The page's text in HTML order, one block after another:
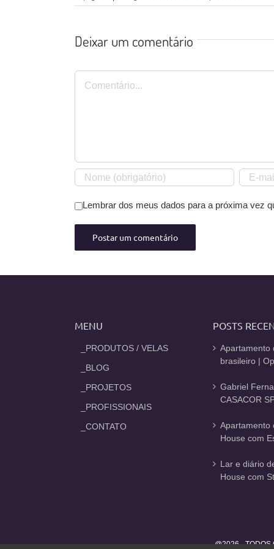
Deixar um comentário
Comentário
Lembrar dos meus dados para a próxima vez
MENU
_PRODUTOS / VELAS
_BLOG
_PROJETOS
_PROFISSIONAIS
_CONTATO
POSTS
Apartamento
brasileiro |
Gabriel
CASACOR
Apartamento
House com
Lar e diário
House com
@2026 - TODOS